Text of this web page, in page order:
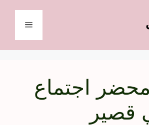
القائمة
اجتماع
قصير